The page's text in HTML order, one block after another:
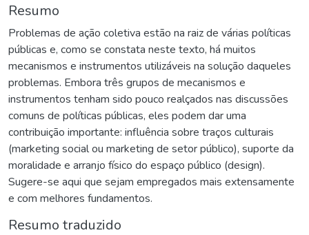
Resumo
Problemas de ação coletiva estão na raiz de várias políticas
públicas e, como se constata neste texto, há muitos
mecanismos e instrumentos utilizáveis na solução daqueles
problemas. Embora três grupos de mecanismos e
instrumentos tenham sido pouco realçados nas discussões
comuns de políticas públicas, eles podem dar uma
contribuição importante: influência sobre traços culturais
(marketing social ou marketing de setor público), suporte da
moralidade e arranjo físico do espaço público (design).
Sugere-se aqui que sejam empregados mais extensamente
e com melhores fundamentos.
Resumo traduzido